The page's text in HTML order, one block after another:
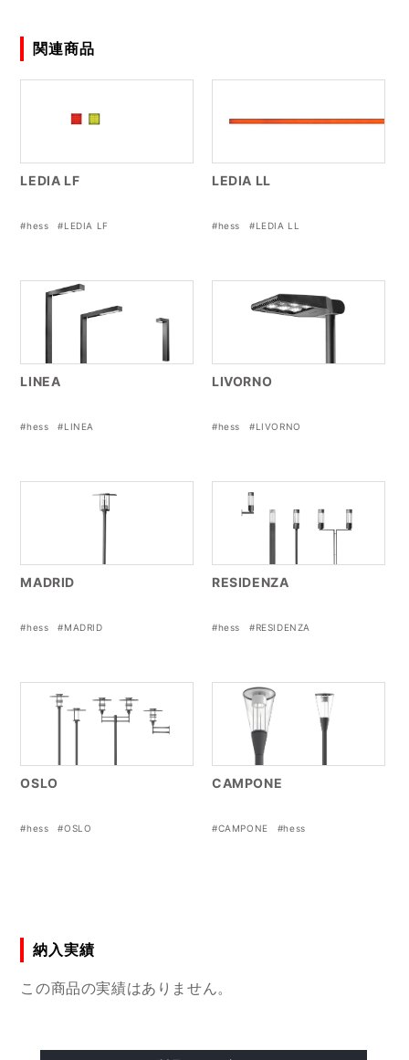
関連商品
LEDIA LF
#hess #LEDIA LF
LEDIA LL
#hess #LEDIA LL
LINEA
#hess #LINEA
LIVORNO
#hess #LIVORNO
MADRID
#hess #MADRID
RESIDENZA
#hess #RESIDENZA
OSLO
#hess #OSLO
CAMPONE
#CAMPONE #hess
納入実績
この商品の実績はありません。